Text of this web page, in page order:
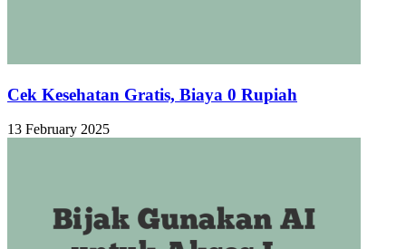
Cek Kesehatan Gratis, Biaya 0 Rupiah
13 February 2025